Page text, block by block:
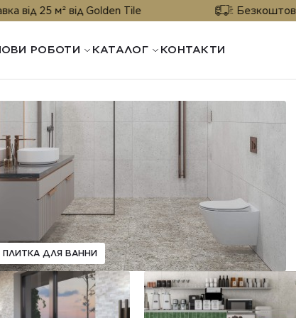
25 м² від Golden Tile Безкоштовна
РОБОТИ КАТАЛОГ КОНТАКТИ
ПЛИТКА ДЛЯ ВАННИ